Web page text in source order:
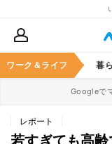
ワーク＆ライフ
ススキル マネー 暮
Googleで
レポート
若すぎても高